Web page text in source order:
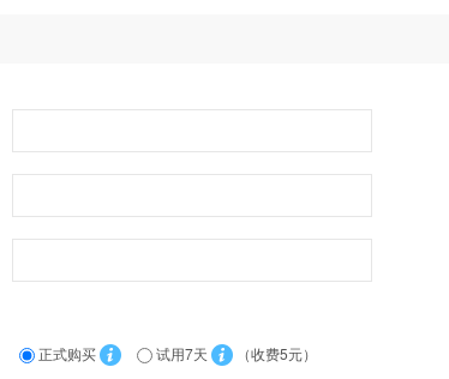
正式购买 试用7天
（收费5元）